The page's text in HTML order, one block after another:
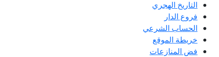
التاريخ الهجري
فروع الدار
الحساب الشرعي
خريطة الموقع
فض المنازعات